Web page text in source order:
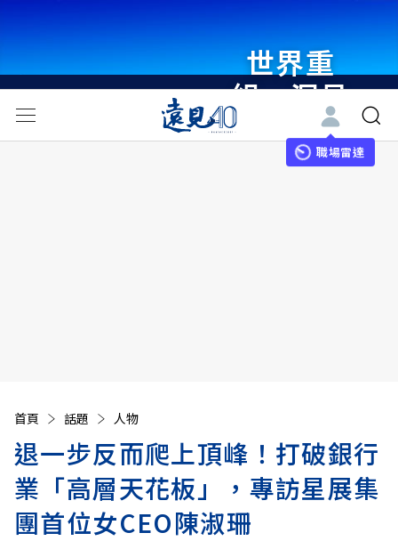
世界重
組・洞見
未來 與
世界領袖
職場雷達
首頁 話題 人物
退一步反而爬上頂峰！打破銀行
業「高層天花板」，專訪星展集
團首位女CEO陳淑珊